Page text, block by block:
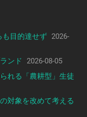
も目的達せず 2026-
ンド
2026-08-05
れる「農耕型」生徒
対象を改めて考える